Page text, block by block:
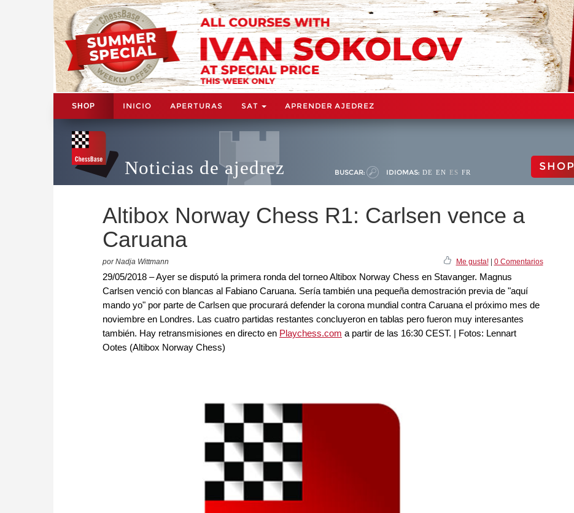
SHOP INICIO APERTURAS SAT APRENDER AJEDREZ
Noticias de ajedrez BUSCAR: IDIOMAS: DE EN ES FR SHOP
Altibox Norway Chess R1: Carlsen vence a
Caruana
por Nadja Wittmann Me gusta!| 0 Comentarios
29/05/2018 – Ayer se disputó la primera ronda del torneo Altibox Norway Chess en Stavanger. Magnus
Carlsen venció con blancas al Fabiano Caruana. Sería también una pequeña demostración previa de "aquí
mando yo" por parte de Carlsen que procurará defender la corona mundial contra Caruana el próximo mes de
noviembre en Londres. Las cuatro partidas restantes concluyeron en tablas pero fueron muy interesantes
también. Hay retransmisiones en directo en Playchess.com a partir de las 16:30 CEST. | Fotos: Lennart
Ootes (Altibox Norway Chess)